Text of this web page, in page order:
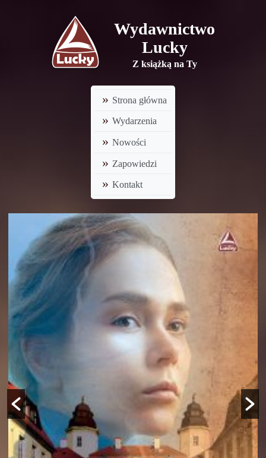
Wydawnictwo
Lucky
Z książką na Ty
Strona główna
Wydarzenia
Nowości
Zapowiedzi
Kontakt